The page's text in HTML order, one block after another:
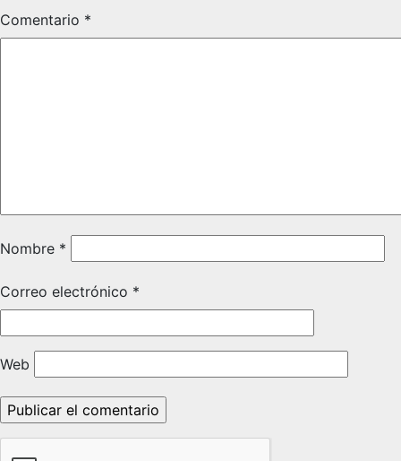
Comentario *
Nombre *
Correo electrónico *
Web